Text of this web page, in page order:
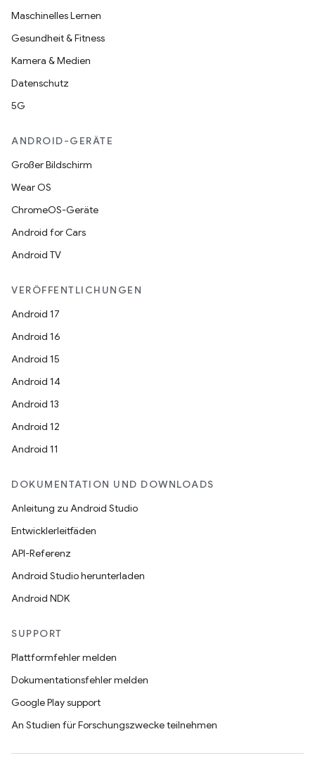
Maschinelles Lernen
Gesundheit & Fitness
Kamera & Medien
Datenschutz
5G
ANDROID-GERÄTE
Großer Bildschirm
Wear OS
ChromeOS-Geräte
Android for Cars
Android TV
VERÖFFENTLICHUNGEN
Android 17
Android 16
Android 15
Android 14
Android 13
Android 12
Android 11
DOKUMENTATION UND DOWNLOADS
Anleitung zu Android Studio
Entwicklerleitfäden
API-Referenz
Android Studio herunterladen
Android NDK
SUPPORT
Plattformfehler melden
Dokumentationsfehler melden
Google Play support
An Studien für Forschungszwecke teilnehmen